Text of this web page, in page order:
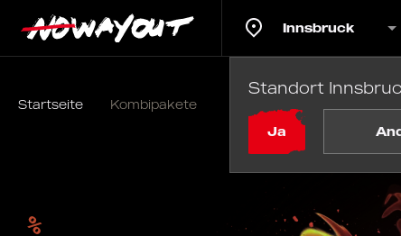
Innsbruck
Standort
Ja
Startseite Kombipakete